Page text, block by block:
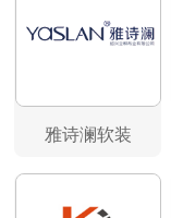
雅诗澜软装